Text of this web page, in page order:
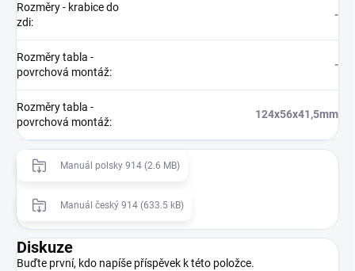
Rozměry - krabice do
zdi:
-
Rozměry tabla -
povrchová montáž:
-
Rozměry tabla -
povrchová montáž:
124x56x41,5mm
Manuál polsky 914 (2.6 MB)
Manuál český 914 (633.5 kB)
Diskuze
Buďte první, kdo napíše příspěvek k této položce.